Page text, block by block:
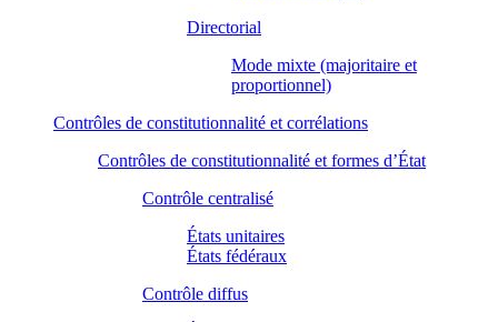
Directorial
Mode mixte (majoritaire et
proportionnel)
Contrôles de constitutionnalité et corrélations
Contrôles de constitutionnalité et formes d’État
Contrôle centralisé
États unitaires
États fédéraux
Contrôle diffus